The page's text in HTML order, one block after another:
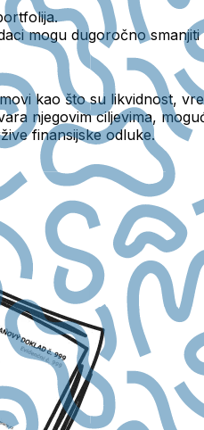
mogu dugoročno
kao što su likvidnost,
njegovim ciljevima,
finansijske odluke.